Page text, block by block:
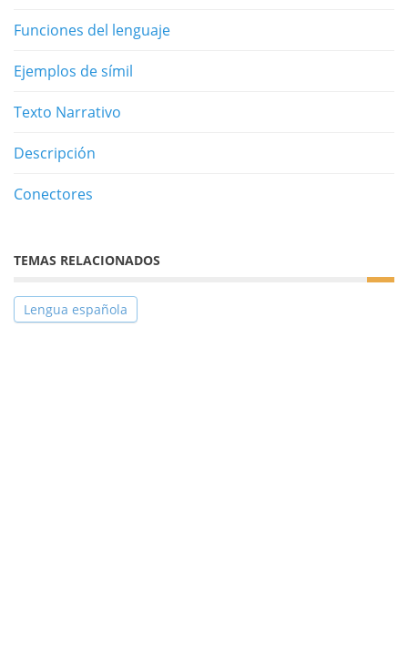
Funciones del lenguaje
Ejemplos de símil
Texto Narrativo
Descripción
Conectores
TEMAS RELACIONADOS
Lengua española